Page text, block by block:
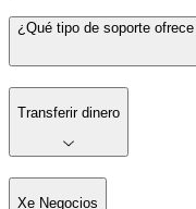
¿Qué tipo de soporte
Transferir dinero
Xe Negocios